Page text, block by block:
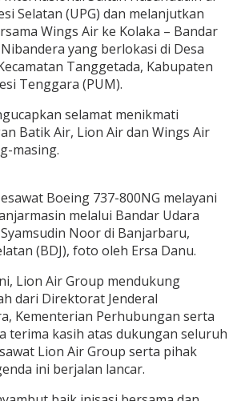
Selatan (UPG) dan melanjutkan
Wings Air ke Kolaka – Bandar
yang berlokasi di Desa
Tanggetada, Kabupaten
Tenggara (PUM).
selamat menikmati
Batik Air, Lion Air dan Wings Air
masing.
Boeing 737-800NG melayani
melalui Bandar Udara
Noor di Banjarbaru,
(BDJ), foto oleh Ersa Danu.
Lion Air Group mendukung
dari Direktorat Jenderal
Kementerian Perhubungan serta
terima kasih atas dukungan seluruh
Lion Air Group serta pihak
ini berjalan lancar.